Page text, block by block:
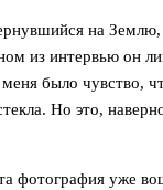
на Землю,
из интервью он
было чувство,
Но это,
фотография уже